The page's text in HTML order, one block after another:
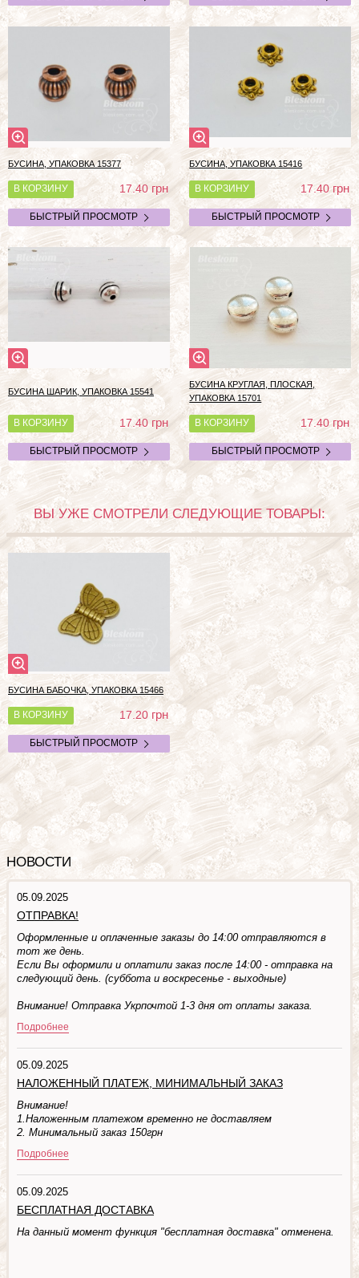
БУСИНА, УПАКОВКА 15377
В КОРЗИНУ 17.40грн
БЫСТРЫЙ ПРОСМОТР
БУСИНА, УПАКОВКА 15416
В КОРЗИНУ 17.40грн
БЫСТРЫЙ ПРОСМОТР
БУСИНА ШАРИК, УПАКОВКА 15541
В КОРЗИНУ 17.40грн
БЫСТРЫЙ ПРОСМОТР
БУСИНА КРУГЛАЯ, ПЛОСКАЯ,
УПАКОВКА 15701
В КОРЗИНУ 17.40грн
БЫСТРЫЙ ПРОСМОТР
ВЫ УЖЕ СМОТРЕЛИ СЛЕДУЮЩИЕ ТОВАРЫ:
БУСИНА БАБОЧКА, УПАКОВКА15466
В КОРЗИНУ 17.20грн
БЫСТРЫЙ ПРОСМОТР
НОВОСТИ
05.09.2025
ОТПРАВКА!
Оформленные и оплаченные заказы до 14:00 отправляются в
тот же день.
Если Вы оформили и оплатили заказ после 14:00 - отправка на
следующий день. (суббота и воскресенье - выходные)
Внимание! Отправка Укрпочтой 1-3 дня от оплаты заказа.
Подробнее
05.09.2025
НАЛОЖЕННЫЙ ПЛАТЕЖ, МИНИМАЛЬНЫЙ ЗАКАЗ
Внимание!
1.Наложенным платежом временно не доставляем
2. Минимальный заказ 150грн
Подробнее
05.09.2025
БЕСПЛАТНАЯ ДОСТАВКА
На данный момент функция "бесплатная доставка" отменена.